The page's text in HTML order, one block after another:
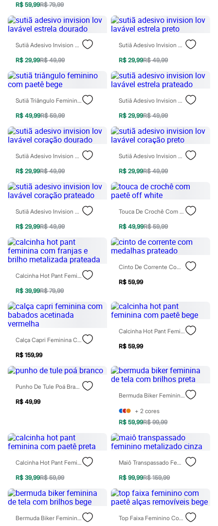
Moda praia
Biquínis
Maiôs
Saídas de praia
Personagens
Plus size
Blusas e Camisetas
Casacos e Jaquetas
Jeans
Shorts e Saias
Vestidos
Masculino
Em alta
Dia dos Pais
Inverno
Novidades
Bermudas
Camisas
Calças
Camisetas e Regatas
Casacos e Jaquetas
Jeans
Polos
Bolsas e Mochilas
Chapéus e Bonés
Cintos
Óculos
Relógios
Calçados
Botas
Chinelos
Sapatos
Sandálias e Papetes
Tênis
Acessórios
Bermudas
Camisetas
Calças
Calçados
Regatas
Pijamas
Moda praia
Personagens
Plus size
Calças
Camisas
Casacos e Jaquetas
Jeans
Moda esportiva
Shorts e Bermudas
R$ 59,99R$ 79,99
Sutiã Adesivo Invision Lov Lavável Estrela Dourado
R$ 29,99R$ 49,99
Sutiã Adesivo Invision Lov Lavável Estrela Preto
R$ 29,99R$ 49,99
Sutiã Triângulo Feminino Com Paetê Bege
R$ 49,99R$ 59,99
Sutiã Adesivo Invision Lov Lavável Estrela Prateado
R$ 29,99R$ 49,99
Sutiã Adesivo Invision Lov Lavável Coração Dourado
R$ 29,99R$ 49,99
Sutiã Adesivo Invision Lov Lavável Coração Preto
R$ 29,99R$ 49,99
Sutiã Adesivo Invision Lov Lavável Coração Prateado
R$ 29,99R$ 49,99
Touca De Crochê Com Paetê Off White
R$ 49,99R$ 59,99
Calcinha Hot Pant Feminina Com Franjas E Brilho Metalizada Prateada
R$ 39,99R$ 79,99
Cinto De Corrente Com Medalhas Prateado
R$ 59,99
Calça Capri Feminina Com Babados Acetinada Vermelha
R$ 159,99
Calcinha Hot Pant Feminina Com Paetê Bege
R$ 59,99
Punho De Tule Poá Branco
R$ 49,99
Bermuda Biker Feminina De Tela Com Brilhos Preta
+ 2 cores
R$ 59,99R$ 99,99
Calcinha Hot Pant Feminina Com Paetê Preta
R$ 39,99R$ 59,99
Maiô Transpassado Feminino Metalizado Cinza
R$ 99,99R$ 159,99
Bermuda Biker Feminina De Tela Com Brilhos Bege Top Faixa Feminino Com Paetê Alças Removíveis Bege